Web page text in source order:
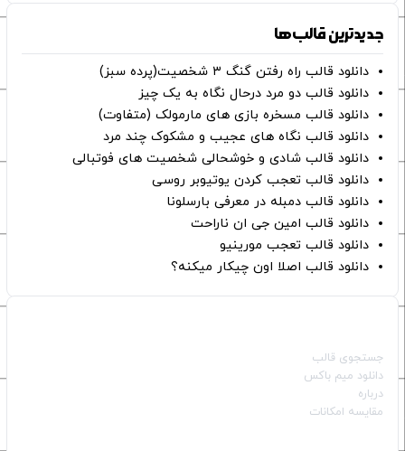
جدیدترین قالب‌ها
دانلود قالب راه رفتن گنگ ۳ شخصیت(پرده سبز)
دانلود قالب دو مرد درحال نگاه به یک چیز
دانلود قالب مسخره بازی های مارمولک (متفاوت)
دانلود قالب نگاه های عجیب و مشکوک چند مرد
دانلود قالب شادی و خوشحالی شخصیت های فوتبالی
دانلود قالب تعجب کردن یوتیوبر روسی
دانلود قالب دمبله در معرفی بارسلونا
دانلود قالب امین جی ان ناراحت
دانلود قالب تعجب مورینیو
دانلود قالب اصلا اون چیکار میکنه؟
جستجوی قالب
دانلود میم باکس
درباره
مقایسه امکانات